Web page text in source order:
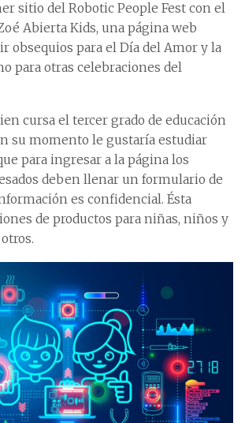
sitio del Robotic People Fest con el
Abierta Kids, una página web
obsequios para el Día del Amor y la
para otras celebraciones del
cursa el tercer grado de educación
su momento le gustaría estudiar
para ingresar a la página los
deben llenar un formulario de
es confidencial. Ésta
de productos para niñas, niños y